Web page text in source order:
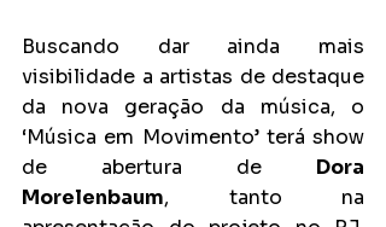
Buscando dar ainda mais
visibilidade a artistas de destaque
da nova geração da música, o
‘Música em Movimento’ terá show
de abertura de Dora
Morelenbaum, tanto na